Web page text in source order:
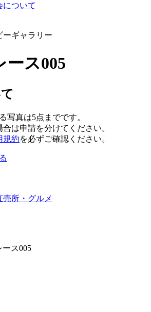
について
ーギャラリー
ース005
写真は5点までです。
は申請を分けてください。
規約を必ずご確認ください。
売所・グルメ
ス005